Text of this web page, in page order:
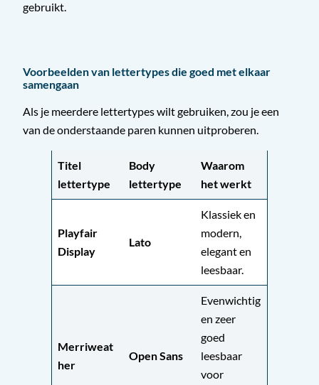
gebruikt.
Voorbeelden van lettertypes die goed met elkaar
samengaan
Als je meerdere lettertypes wilt gebruiken, zou je een
van de onderstaande paren kunnen uitproberen.
Titel
lettertype
Body
lettertype
Waarom
het werkt
Playfair
Display
Lato
Klassiek en
modern,
elegant en
leesbaar.
Merriweat
her
Open Sans
Evenwichtig
en zeer
goed
leesbaar
voor